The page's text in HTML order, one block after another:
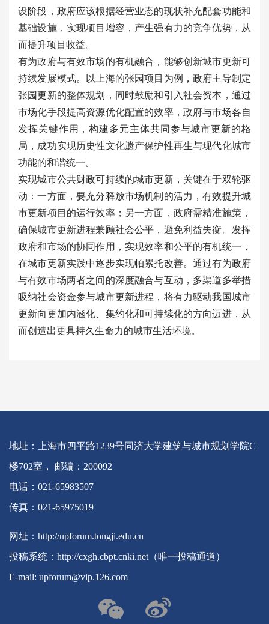
设阶段，政府应该根据经营业态的现状补充配套功能和
基础设施，实现项目增容，产生强有力的竞争优势，从
而提升项目收益。
有为政府与有效市场的有机融合，能够创新城市更新可
持续发展模式。以上海的张园项目为例，政府主导制定
张园更新的整体规划，同时鼓励和引入社会资本，通过
市场化手段提高资源优化配置的效率，政府与市场各自
发挥关键作用，构建多元主体共同参与城市更新的格
局，成功实现历史性文化遗产保护性再生与现代化城市
功能的和谐统一。
实现城市公共财政可持续的城市更新，关键在于双轮驱
动：一方面，要充分释放市场机制的活力，有效提升城
市更新项目的运行效率；另一方面，政府需精准施策，
确保城市更新进程兼顾社会公平，避免利益失衡。发挥
政府和市场的协同作用，实现效率和公平的有机统一，
在城市更新实践中逐步实现帕累托改善。通过有为政府
与有效市场两者之间的深度融合与互动，多渠道多举措
吸纳社会资金参与城市更新进程，将有力驱动我国城市
更新向更加内涵化、集约化和可持续化的方向迈进，从
而创造出更具持久生命力的城市生活环境。
地址：上海市四平路1239号同济大学建筑与城市规划学院C
楼702室， 邮编：200092
电话：021-65983507
传真：021-65975019
网址：http://upforum.tongji.edu.cn
投稿系统：http://cxgh.cbpt.cnki.net（唯一投稿通道）
E-mail: upforum@vip.126.com